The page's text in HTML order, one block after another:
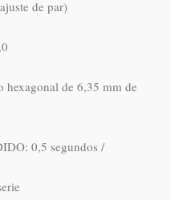
de 6,35 mm de
0,5 segundos /